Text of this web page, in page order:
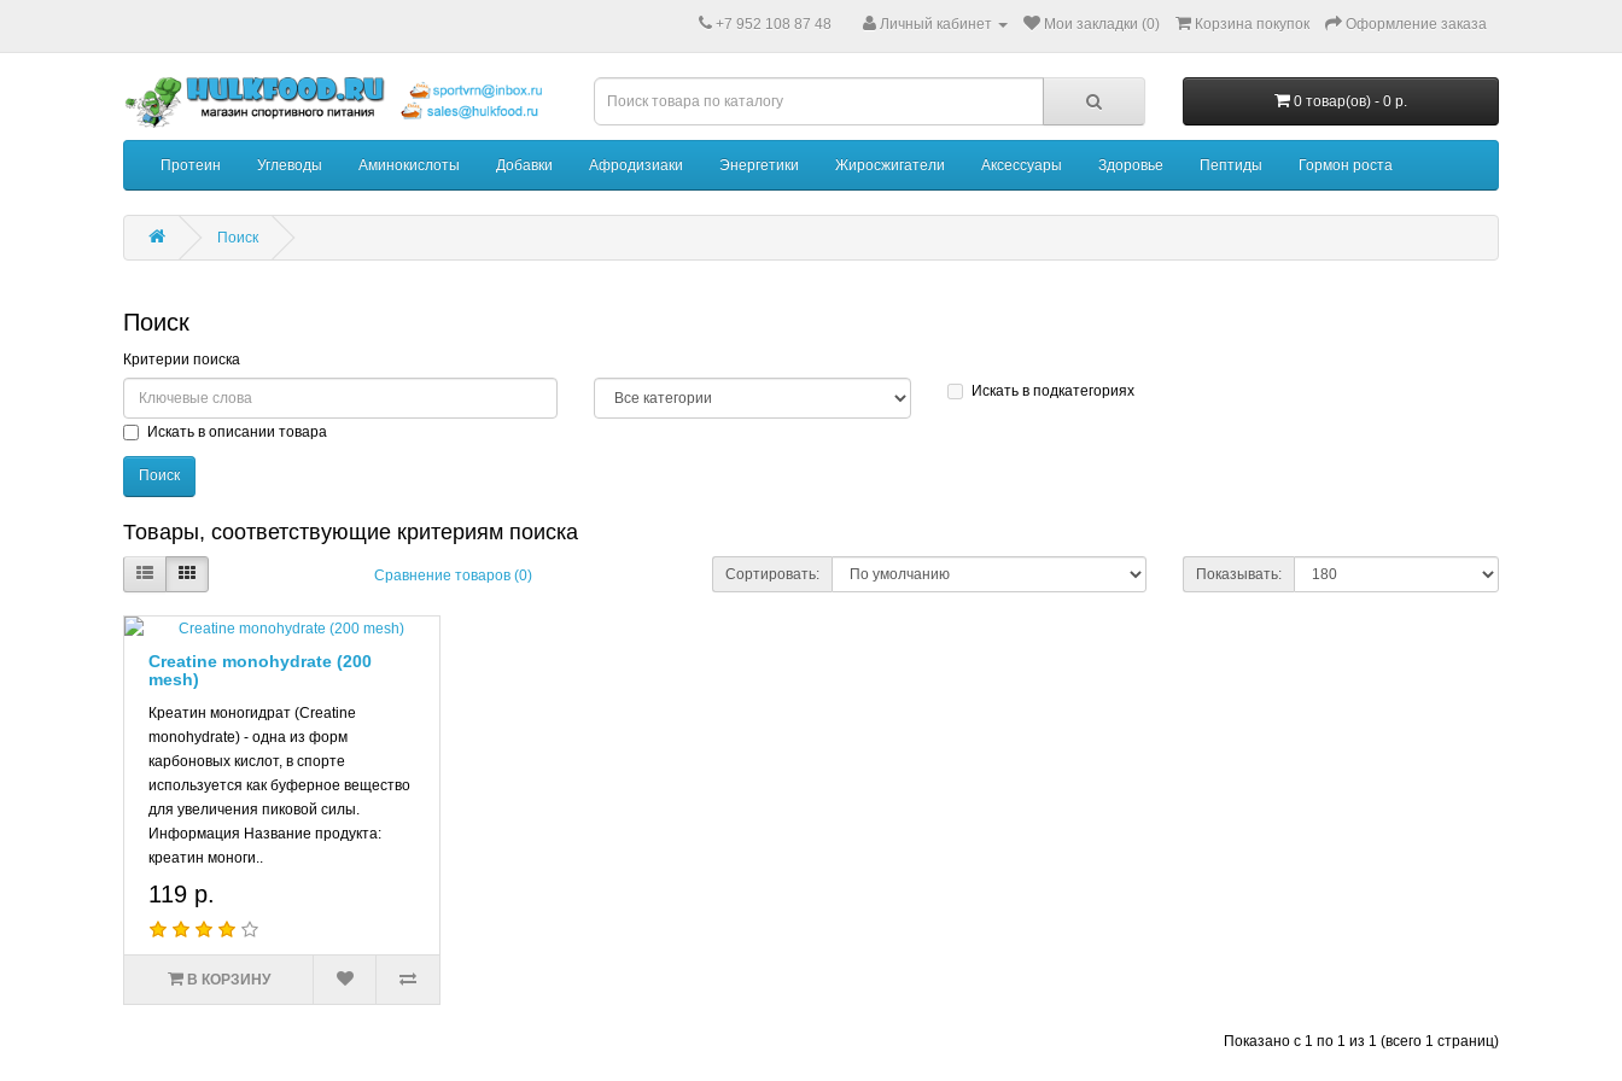
+7 952 108 87 48 Личный кабинет Мои закладки (0) Корзина покупок Оформление заказа
0 товар(ов) - 0 р.
Протеин Углеводы Аминокислоты Добавки Афродизиаки Энергетики Жиросжигатели Аксессуары Здоровье Пептиды Гормон роста
Поиск
Поиск
Критерии поиска
Искать в подкатегориях
Искать в описании товара
Товары, соответствующие критериям поиска
Сравнение товаров (0) Сортировать: Показывать:
Creatine monohydrate (200
mesh)
Креатин моногидрат (Creatine
monohydrate) - одна из форм
карбоновых кислот, в спорте
используется как буферное вещество
для увеличения пиковой силы.
Информация Название продукта:
креатин моноги..
119 р.
В КОРЗИНУ
Показано с 1 по 1 из 1 (всего 1 страниц)